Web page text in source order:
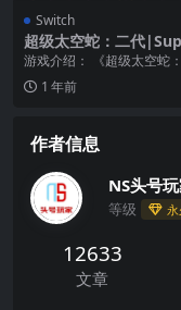
Switch
超级太空蛇：二代
ace Serpent:
游戏介绍： 《超级太空蛇
是一款双摇杆射击游戏，其
好契合你最钟爱的那...
1 年前
作者信息
NS头号
等级
12633
文章